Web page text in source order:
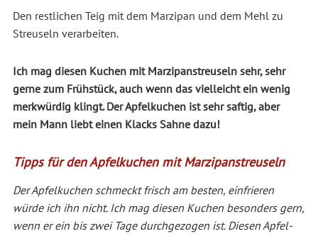
Den restlichen Teig mit dem Marzipan und dem Mehl zu
Streuseln verarbeiten.
Ich mag diesen Kuchen mit Marzipanstreuseln sehr, sehr
gerne zum Frühstück, auch wenn das vielleicht ein wenig
merkwürdig klingt. Der Apfelkuchen ist sehr saftig, aber
mein Mann liebt einen Klacks Sahne dazu!
Tipps für den Apfelkuchen mit Marzipanstreuseln
Der Apfelkuchen schmeckt frisch am besten, einfrieren
würde ich ihn nicht. Ich mag diesen Kuchen besonders gern,
wenn er ein bis zwei Tage durchgezogen ist. Diesen Apfel-